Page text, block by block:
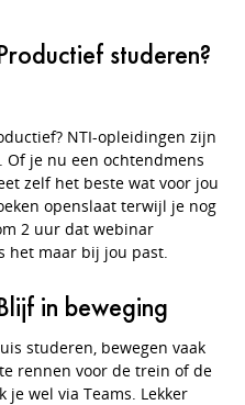
studeren?
NTI-opleidingen zijn
je nu een ochtendmens
zelf het beste wat voor jou
openslaat terwijl je nog
2 uur dat webinar
het maar bij jou past.
in beweging
studeren, bewegen vaak
rennen voor de trein of de
je wel via Teams. Lekker